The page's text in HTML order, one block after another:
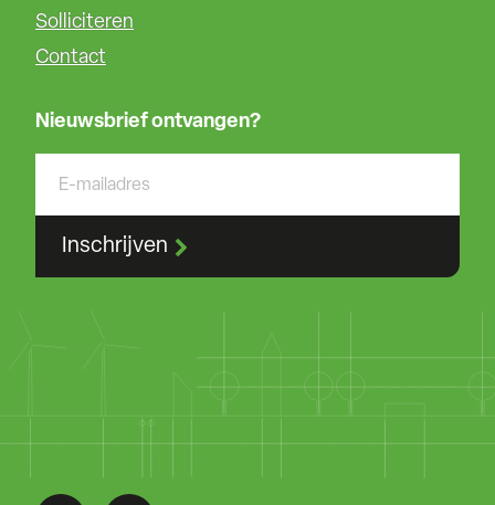
Solliciteren
Contact
Nieuwsbrief ontvangen?
Inschrijven